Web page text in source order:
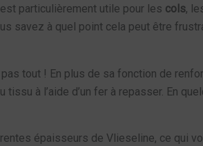
particulièrement utile pour les cols,
savez à quel point cela peut être
pas tout ! En plus de sa fonction de
tissu à l’aide d’un fer à repasser. En
épaisseurs de Vlieseline, ce qui